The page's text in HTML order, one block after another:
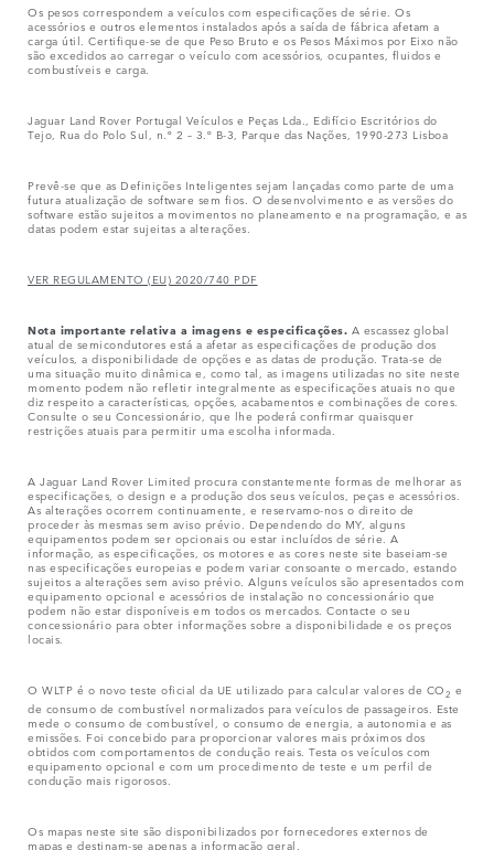
Os pesos correspondem a veículos com especificações de série. Os
acessórios e outros elementos instalados após a saída de fábrica afetam a
carga útil. Certifique-se de que Peso Bruto e os Pesos Máximos por Eixo não
são excedidos ao carregar o veículo com acessórios, ocupantes, fluidos e
combustíveis e carga.
Jaguar Land Rover Portugal Veículos e Peças Lda., Edifício Escritórios do
Tejo, Rua do Polo Sul, n.º 2 – 3.º B-3, Parque das Nações, 1990-273 Lisboa
Prevê-se que as Definições Inteligentes sejam lançadas como parte de uma
futura atualização de software sem fios. O desenvolvimento e as versões do
software estão sujeitos a movimentos no planeamento e na programação, e as
datas podem estar sujeitas a alterações.
VER REGULAMENTO (EU) 2020/740 PDF
Nota importante relativa a imagens e especificações. A escassez global
atual de semicondutores está a afetar as especificações de produção dos
veículos, a disponibilidade de opções e as datas de produção. Trata-se de
uma situação muito dinâmica e, como tal, as imagens utilizadas no site neste
momento podem não refletir integralmente as especificações atuais no que
diz respeito a características, opções, acabamentos e combinações de cores.
Consulte o seu Concessionário, que lhe poderá confirmar quaisquer
restrições atuais para permitir uma escolha informada.
A Jaguar Land Rover Limited procura constantemente formas de melhorar as
especificações, o design e a produção dos seus veículos, peças e acessórios.
As alterações ocorrem continuamente, e reservamo-nos o direito de
proceder às mesmas sem aviso prévio. Dependendo do MY, alguns
equipamentos podem ser opcionais ou estar incluídos de série. A
informação, as especificações, os motores e as cores neste site baseiam-se
nas especificações europeias e podem variar consoante o mercado, estando
sujeitos a alterações sem aviso prévio. Alguns veículos são apresentados com
equipamento opcional e acessórios de instalação no concessionário que
podem não estar disponíveis em todos os mercados. Contacte o seu
concessionário para obter informações sobre a disponibilidade e os preços
locais.
O WLTP é o novo teste oficial da UE utilizado para calcular valores de CO2 e
de consumo de combustível normalizados para veículos de passageiros. Este
mede o consumo de combustível, o consumo de energia, a autonomia e as
emissões. Foi concebido para proporcionar valores mais próximos dos
obtidos com comportamentos de condução reais. Testa os veículos com
equipamento opcional e com um procedimento de teste e um perfil de
condução mais rigorosos.
Os mapas neste site são disponibilizados por fornecedores externos de
mapas e destinam-se apenas a informação geral.